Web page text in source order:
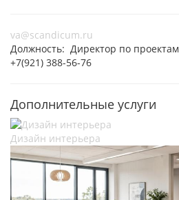
va@scandicum.ru
Должность: Директор по проектам
+7(921) 388-56-76
Дополнительные услуги
Дизайн интерьера